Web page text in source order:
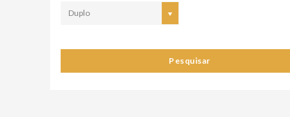
Duplo
Pesquisar